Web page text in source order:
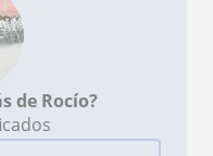
de Rocío?